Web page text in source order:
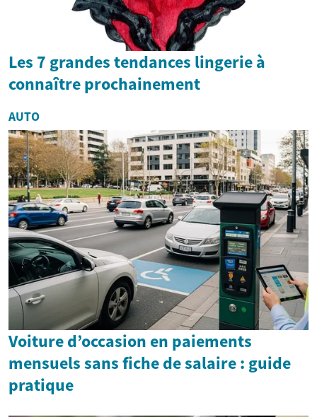
Les 7 grandes tendances lingerie à
connaître prochainement
AUTO
Voiture d’occasion en paiements
mensuels sans fiche de salaire : guide
pratique